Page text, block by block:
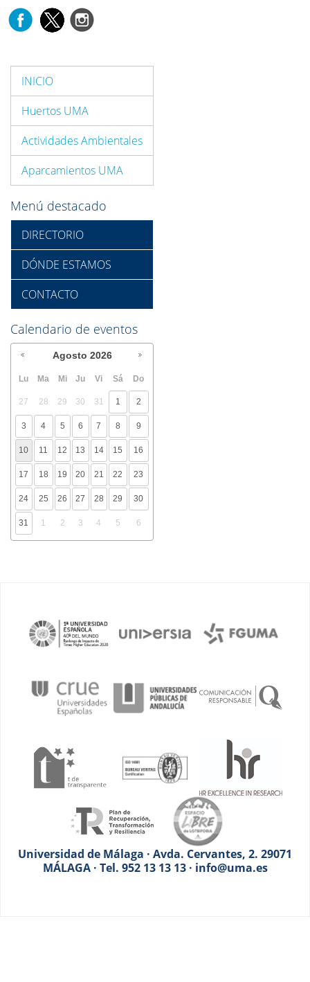
INICIO
Huertos UMA
Actividades Ambientales
Aparcamientos UMA
Menú destacado
DIRECTORIO
DÓNDE ESTAMOS
CONTACTO
Calendario de eventos
Agosto 2026
Lu Ma Mi Ju Vi Sá Do
27 28 29 30 31 1 2
3 4 5 6 7 8 9
10 11 12 13 14 15 16
17 18 19 20 21 22 23
24 25 26 27 28 29 30
31 1 2 3 4 5 6
Universidad de Málaga · Avda. Cervantes, 2. 29071
MÁLAGA · Tel. 952 13 13 13 · info@uma.es